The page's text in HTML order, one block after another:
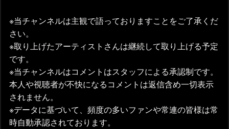
※当チャンネルは主観で語っておりますことをご了承くだ
さい。
※取り上げたアーティストさんは継続して取り上げる予定
です。
※当チャンネルはコメントはスタッフによる承認制です。
本人や視聴者が不快になるコメントは返信含め一切表示
されません。
※データに基づいて、頻度の多いファンや常連の皆様は常
時自動承認されております。